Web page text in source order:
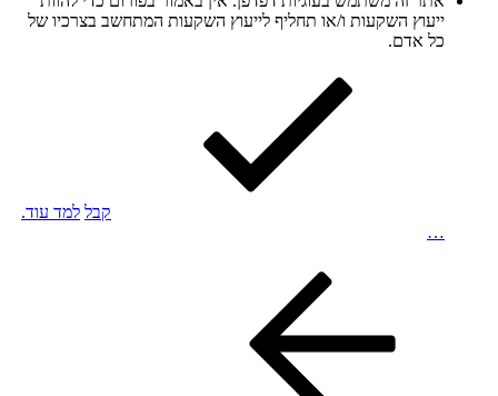
ייעוץ השקעות ו/או תחליף לייעוץ השקעות המתחשב בצרכיו של
כל אדם.
קבל למד עוד.
…